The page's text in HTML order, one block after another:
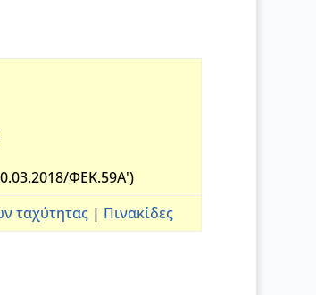
ΦΕΚ.59Α')
ταχύτητας | Πινακίδες